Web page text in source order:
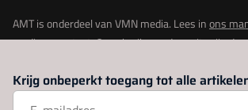
AMT is onderdeel van VMN media. Lees inons
media voor staat. Op gebruik van deze site zijn de
Privacy instellingen
Krijg onbeperkt toegang tot alle